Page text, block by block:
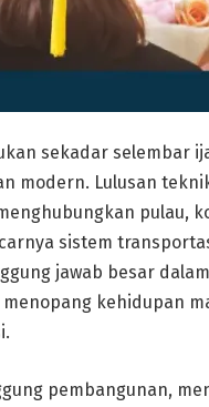
sekadar selembar
modern. Lulusan
pulau,
sistem
jawab besar
kehidupan
pembangunan,